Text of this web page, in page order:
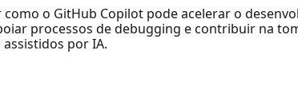
o GitHub Copilot pode acelerar o
processos de debugging e contribuir na
por IA.